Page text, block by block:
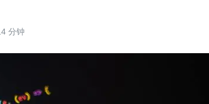
分钟